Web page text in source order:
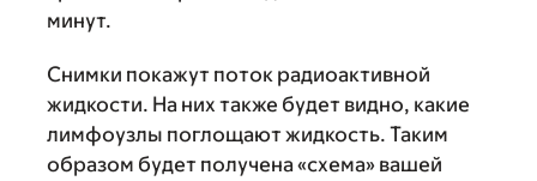
минут.
Снимки покажут поток радиоактивной
жидкости. На них также будет видно, какие
лимфоузлы поглощают жидкость. Таким
образом будет получена «схема» вашей